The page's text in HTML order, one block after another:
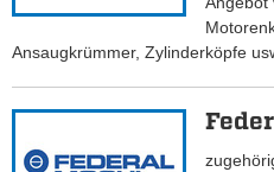
Ansaugkrümmer, Zylinderköpfe